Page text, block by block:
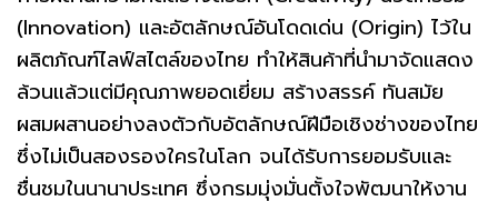
(Innovation) และอัตลักษณ์อันโดดเด่น (Origin) ไว้ใน
ผลิตภัณฑ์ไลฟ์สไตล์ของไทย ทำให้สินค้าที่นำมาจัดแสดง
ล้วนแล้วแต่มีคุณภาพยอดเยี่ยม สร้างสรรค์ ทันสมัย
ผสมผสานอย่างลงตัวกับอัตลักษณ์ฝีมือเชิงช่างของไทย
ซึ่งไม่เป็นสองรองใครในโลก จนได้รับการยอมรับและ
ชื่นชมในนานาประเทศ ซึ่งกรมมุ่งมั่นตั้งใจพัฒนาให้งาน